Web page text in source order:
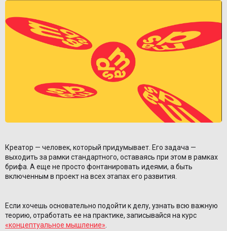
Креатор — человек, который придумывает. Его задача —
выходить за рамки стандартного, оставаясь при этом в рамках
брифа. А еще не просто фонтанировать идеями, а быть
включенным в проект на всех этапах его развития.
Если хочешь основательно подойти к делу, узнать всю важную
теорию, отработать ее на практике, записывайся на курс
«концептуальное мышление»